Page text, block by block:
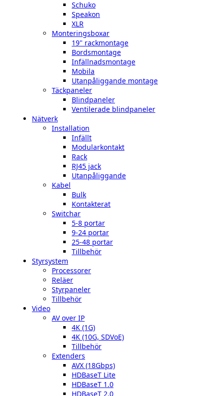
Schuko
Speakon
XLR
Monteringsboxar
19" rackmontage
Bordsmontage
Infällnadsmontage
Mobila
Utanpåliggande montage
Täckpaneler
Blindpaneler
Ventilerade blindpaneler
Nätverk
Installation
Infällt
Modularkontakt
Rack
RJ45 jack
Utanpåliggande
Kabel
Bulk
Kontakterat
Switchar
5-8 portar
9-24 portar
25-48 portar
Tillbehör
Styrsystem
Processorer
Reläer
Styrpaneler
Tillbehör
Video
AV over IP
4K (1G)
4K (10G, SDVoE)
Tillbehör
Extenders
AVX (18Gbps)
HDBaseT Lite
HDBaseT 1.0
HDBaseT 2.0